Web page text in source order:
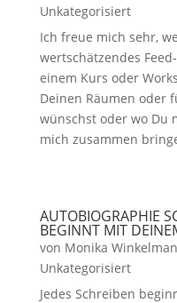
Unkategorisiert
Ich freue mich sehr,
wertschätzendes
einem Kurs oder
Deinen Räumen oder
wünschst oder wo Du
mich zusammen
AUTOBIOGRAPHIE
BEGINNT MIT
von Monika
Unkategorisiert
Jedes Schreiben